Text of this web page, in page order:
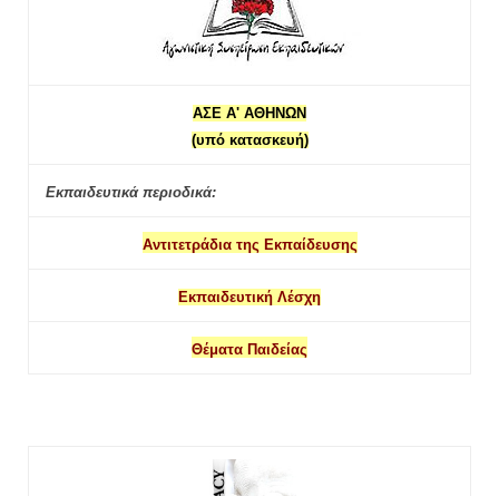
ΑΣΕ Α' ΑΘΗΝΩΝ
(υπό κατασκευή)
Εκπαιδευτικά περιοδικά:
Αντιτετράδια της Εκπαίδευσης
Εκπαιδευτική Λέσχη
Θέματα Παιδείας